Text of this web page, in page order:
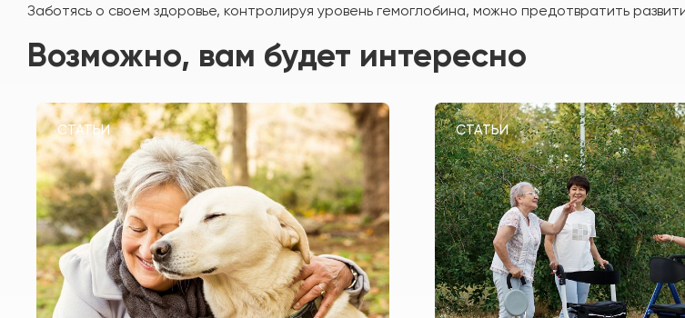
Заботясь о своем здоровье, контролируя уровень гемоглобина, можно предотвратить
Возможно, вам будет интересно
СТАТЬИ СТАТЬИ